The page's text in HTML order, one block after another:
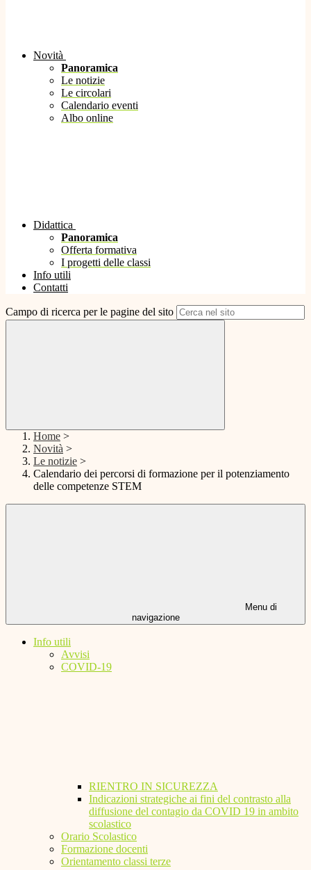
Novità
Panoramica
Le notizie
Le circolari
Calendario eventi
Albo online
Didattica
Panoramica
Offerta formativa
I progetti delle classi
Info utili
Contatti
Campo di ricerca per le pagine del sito
Home >
Novità >
Le notizie >
Calendario dei percorsi di formazione per il potenziamento
delle competenze STEM
Menu di
navigazione
Info utili
Avvisi
COVID-19
RIENTRO IN SICUREZZA
Indicazioni strategiche ai fini del contrasto alla
diffusione del contagio da COVID 19 in ambito
scolastico
Orario Scolastico
Formazione docenti
Orientamento classi terze